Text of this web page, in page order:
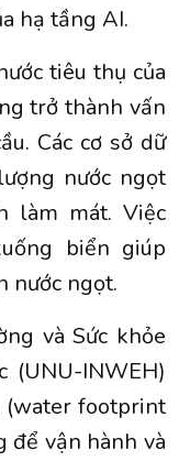
hạ tầng AI.
tiêu thụ của
trở thành vấn
Các cơ sở dữ
nước ngọt
làm mát. Việc
biển giúp
nước ngọt.
và Sức khỏe
(UNU-INWEH)
(water footprint
để vận hành và